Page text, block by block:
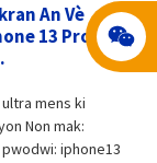
An Vè
13 Pro
mens ki
Non mak:
pwodwi: iphone13